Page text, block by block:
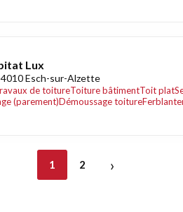
Lux
Esch-sur-Alzette
de toitureToiture bâtimentToit plat
(parement)Démoussage toiture
1 2 ›